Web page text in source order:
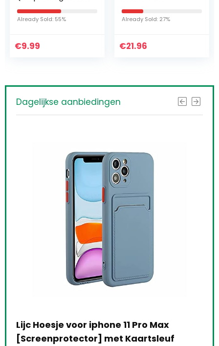
stuks) Alkaline
Batterijen – Made
in Germany –
Already Sold: 55%
€9.99
batterijen DIY
Power Bank-doos
voor wifi-router
Already Sold: 27%
€21.96
Dagelijkse aanbiedingen
Lijc Hoesje voor iphone 11 Pro Max
[Screenprotector] met Kaartsleuf